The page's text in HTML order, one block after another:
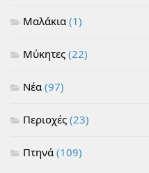
Μαλάκια (1)
Μύκητες (22)
Νέα (97)
Περιοχές (23)
Πτηνά (109)